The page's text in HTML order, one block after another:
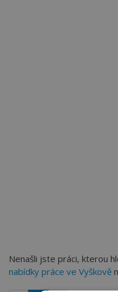
Nenašli jste práci, kterou
nabídky práce ve Vyškově